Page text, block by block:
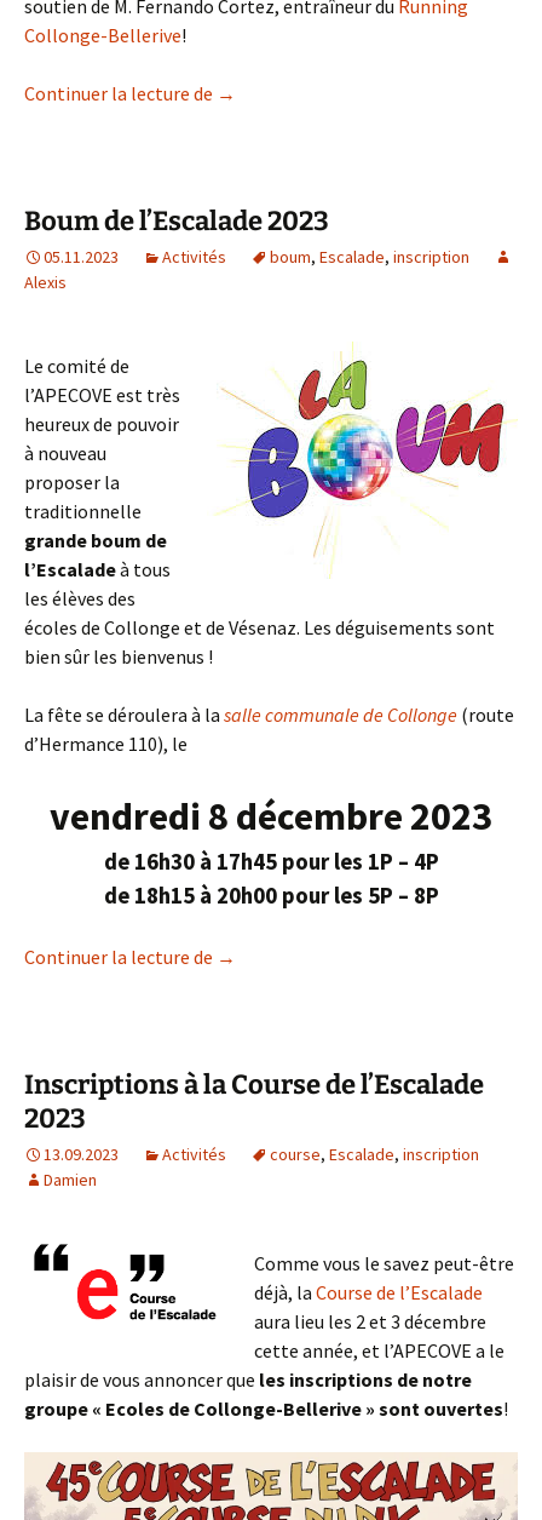
soutien de M. Fernando Cortez, entraîneur du Running
Collonge-Bellerive!
Continuer la lecture de Entraînements course de l’Escalade
→
Boum de l’Escalade 2023
05.11.2023 Activités boum, Escalade, inscription
Alexis
Le comité de
l’APECOVE est très
heureux de pouvoir
à nouveau
proposer la
traditionnelle
grande boum de
l’Escaladeà tous
les élèves des
écoles de Collonge et de Vésenaz. Les déguisements sont
bien sûr les bienvenus !
La fête se déroulera à la salle communale de Collonge (route
d’Hermance 110), le
vendredi 8 décembre 2023
de 16h30 à 17h45 pour les 1P – 4P
de 18h15 à 20h00 pour les 5P – 8P
Continuer la lecture de Boum de l’Escalade 2023
→
Inscriptions à la Course de l’Escalade
2023
13.09.2023 Activités course, Escalade, inscription
Damien
Comme vous le savez peut-être
déjà, la Course de l’Escalade
aura lieu les 2 et 3 décembre
cette année, et l’APECOVE a le
plaisir de vous annoncer que les inscriptions de notre
groupe « Ecoles de Collonge-Bellerive » sont ouvertes!